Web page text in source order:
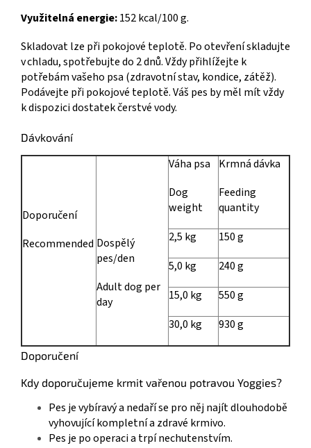
Využitelná energie:152 kcal/100 g.
Skladovat lze při pokojové teplotě. Po otevření skladujte
v chladu, spotřebujte do 2 dnů. Vždy přihlížejte k
potřebám vašeho psa (zdravotní stav, kondice, zátěž).
Podávejte při pokojové teplotě. Váš pes by měl mít vždy
k dispozici dostatek čerstvé vody.
Dávkování
Doporučení
Recommended Dospělý
pes/den
Adult dog per
day
Váha psa
Dog
weight
Krmná dávka
Feeding
quantity
2,5 kg
150 g
5,0 kg
240 g
15,0 kg
550 g
30,0 kg
930 g
Doporučení
Kdy doporučujeme krmit vařenou potravou Yoggies?
Pes je vybíravý a nedaří se pro něj najít dlouhodobě
vyhovující kompletní a zdravé krmivo.
Pes je po operaci a trpí nechutenstvím.